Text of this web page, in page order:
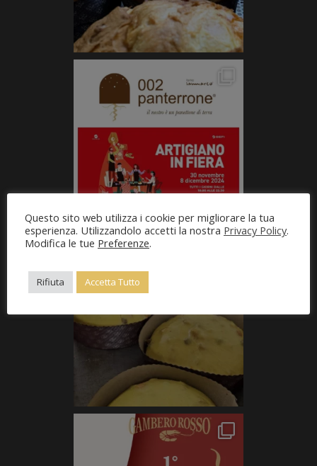
Questo sito web utilizza i cookie per migliorare la tua
esperienza. Utilizzandolo accetti la nostra Privacy Policy.
Modifica le tue Preferenze.
Rifiuta Accetta Tutto